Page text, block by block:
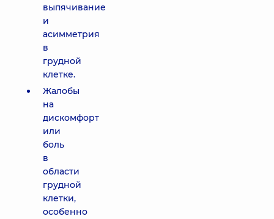
выпячивание
и
асимметрия
в
грудной
клетке.
Жалобы
на
дискомфорт
или
боль
в
области
грудной
клетки,
особенно